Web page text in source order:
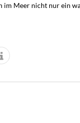
im Meer nicht nur ein